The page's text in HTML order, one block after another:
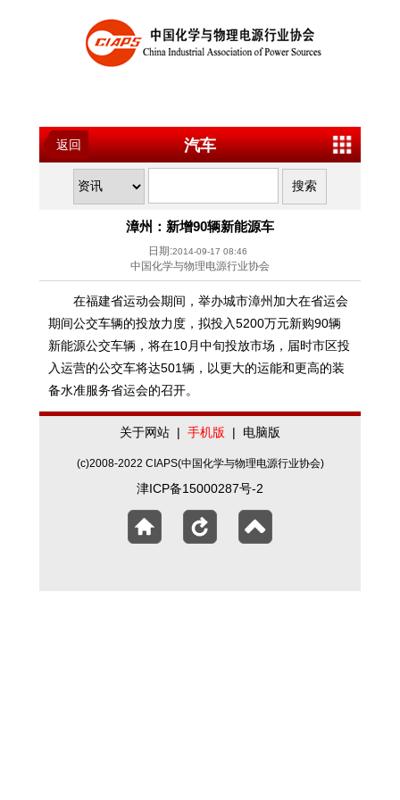
返回 汽车
漳州：新增90辆新能源车
日期:2014-09-17 08:46
中国化学与物理电源行业协会
在福建省运动会期间，举办城市漳州加大在省运会
期间公交车辆的投放力度，拟投入5200万元新购90辆
新能源公交车辆，将在10月中旬投放市场，届时市区投
入运营的公交车将达501辆，以更大的运能和更高的装
备水准服务省运会的召开。
关于网站 | 手机版 | 电脑版
(c)2008-2022 CIAPS(中国化学与物理电源行业协会)
津ICP备15000287号-2